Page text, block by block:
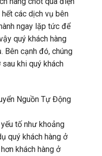
các dịch vụ bên
ngay lặp tức để
quý khách hàng
Bên cạnh đó, chúng
khi quý khách
Nguồn Tự Động
tố như khoảng
quý khách hàng ở
khách hàng ở